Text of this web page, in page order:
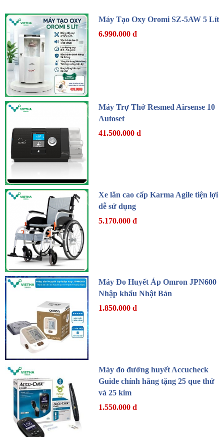
Máy Tạo Oxy Oromi SZ-5AW 5 Lít
6.990.000 đ
Máy Trợ Thở Resmed Airsense 10
Autoset
41.500.000 đ
Xe lăn cao cấp Karma Agile tiện lợi
dễ sử dụng
5.170.000 đ
Máy Đo Huyết Áp Omron JPN600
Nhập khẩu Nhật Bản
1.850.000 đ
Máy đo đường huyết Accucheck
Guide chính hãng tặng 25 que thử
và 25 kim
1.550.000 đ